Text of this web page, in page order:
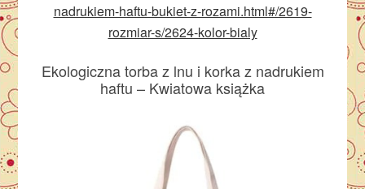
nadrukiem-haftu-bukiet-z-rozami.html#/2619-
rozmiar-s/2624-kolor-bialy
Ekologiczna torba z lnu i korka z nadrukiem
haftu – Kwiatowa książka